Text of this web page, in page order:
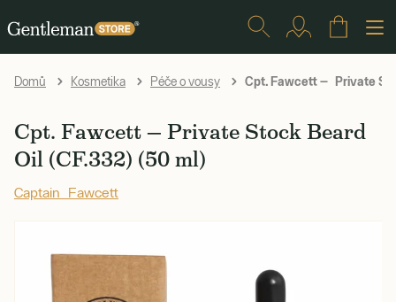
Domů Kosmetika Péče o vousy Cpt. Fawcett — Private
Cpt. Fawcett — Private Stock Beard
Oil (CF.332) (50 ml)
Captain Fawcett